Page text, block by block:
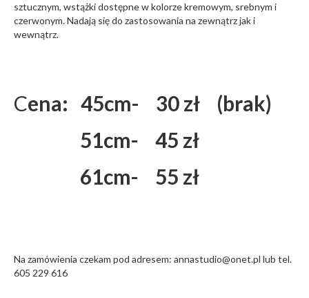
sztucznym, wstążki dostępne w kolorze kremowym, srebnym i
czerwonym. Nadają się do zastosowania na zewnątrz jak i
wewnątrz.
Cena: 45cm- 30 zł (brak)
51cm- 45 zł
61cm- 55 zł
Na zamówienia czekam pod adresem: annastudio@onet.pl lub tel.
605 229 616